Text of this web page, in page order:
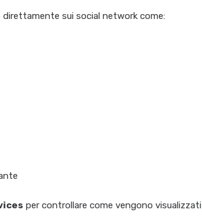
sui social network come:
per controllare come vengono visualizzati